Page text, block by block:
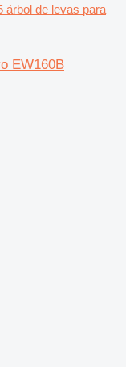
árbol de levas para
EW160B